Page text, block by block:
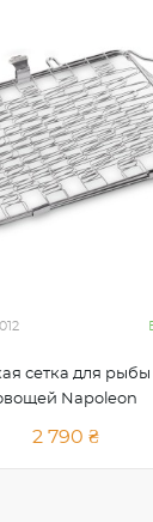
сетка для
Napoleon
2 790 ₴